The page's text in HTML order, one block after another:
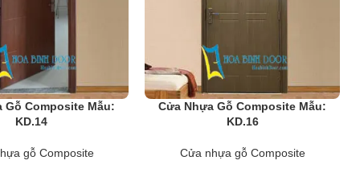
Gỗ Composite Mẫu:
KD.14
gỗ Composite
Cửa Nhựa Gỗ Composite Mẫu:
KD.16
Cửa nhựa gỗ Composite